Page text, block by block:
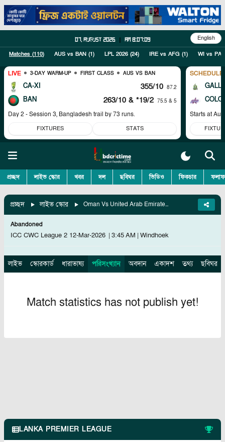
07, August 2026 am 8:07:10 English
Matches (110) AUS vs BAN (1) LPL 2026 (24) IRE vs AFG (1) WI vs PAK
LIVE 3-DAY WARM-UP FIRST CLASS AUS VS BAN
CA-XI 355/10 87.2
BAN 263/10 & *19/2 75.5 & 5
Day 2 - Session 3, Bangladesh trail by 73 runs.
FIXTURES STATS
Starts at
প্রচ্ছদ লাইভ স্কোর খবর দল ছবিঘর ভিডিও ফিকচার
প্রচ্ছদ লাইভ স্কোর Oman Vs United Arab Emirates, Match 93
Abandoned
ICC CWC League 2 12-Mar-2026 | 3:45 AM | Windhoek
লাইভ স্কোরকার্ড ধারাভাষ্য পরিসংখ্যান অবদান একাদশ তথ্য ছবিঘর
Match statistics has not publish yet!
LANKA PREMIER LEAGUE